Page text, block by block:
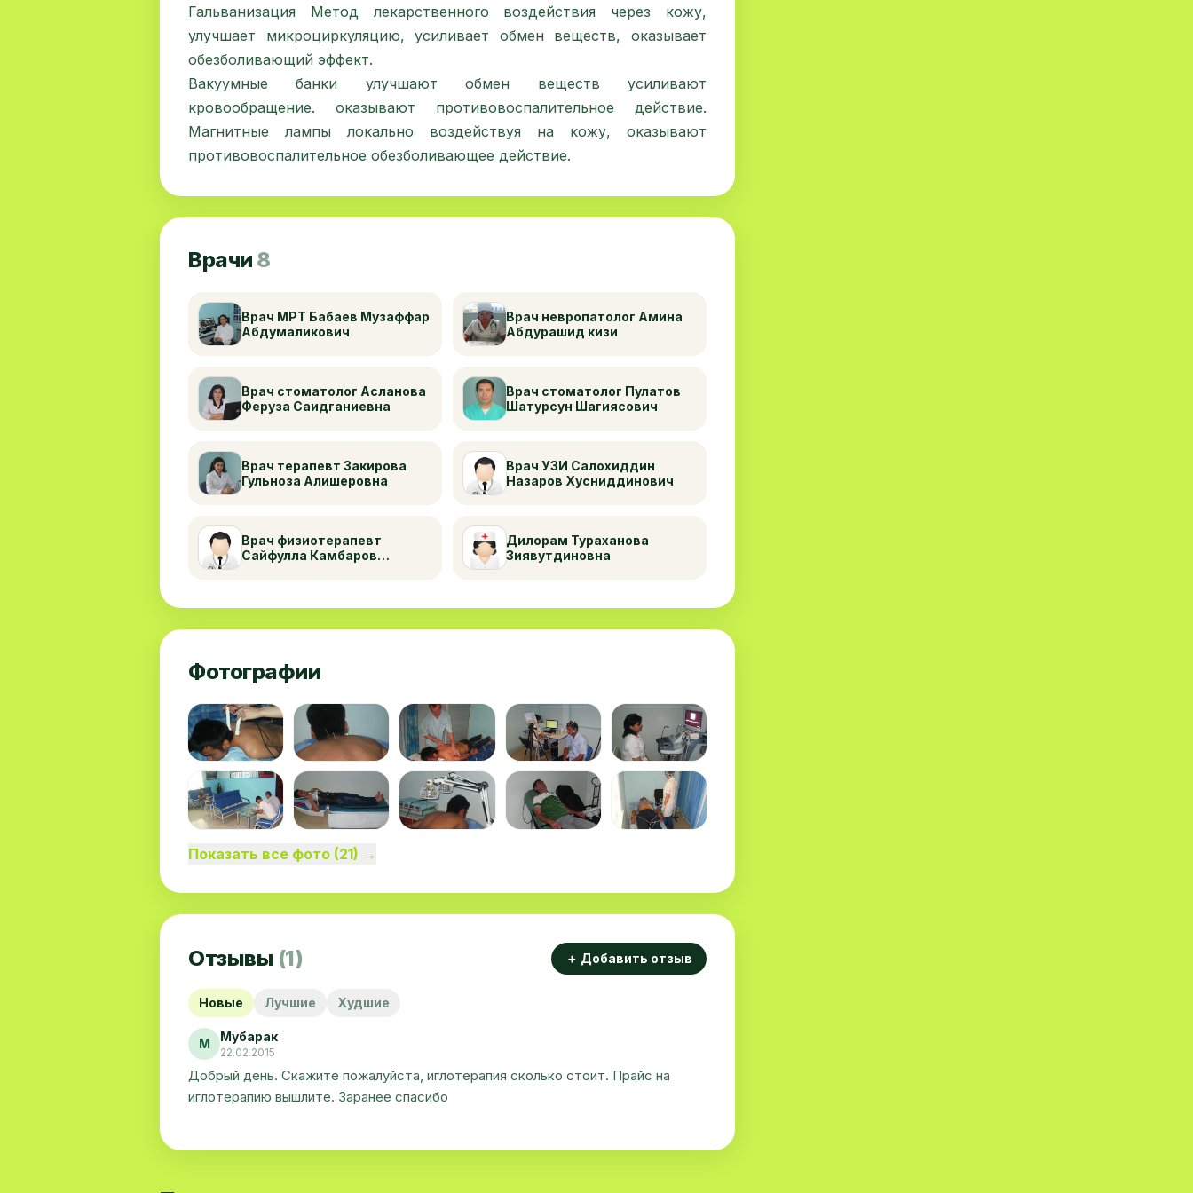
Гальванизация Метод лекарственного воздействия через кожу,
улучшает микроциркуляцию, усиливает обмен веществ, оказывает
обезболивающий эффект.
Вакуумные банки улучшают обмен веществ усиливают
кровообращение. оказывают противовоспалительное действие.
Магнитные лампы локально воздействуя на кожу, оказывают
противовоспалительное обезболивающее действие.
Врачи 8
Врач МРТ Бабаев Музаффар
Абдумаликович
Врач невропатолог Амина
Абдурашид кизи
Врач стоматолог Асланова
Феруза Саидганиевна
Врач стоматолог Пулатов
Шатурсун Шагиясович
Врач терапевт Закирова
Гульноза Алишеровна
Врач УЗИ Салохиддин
Назаров Хусниддинович
Врач физиотерапевт
Сайфулла Камбаров
Дилорам Тураханова
Зиявутдиновна
Фотографии
Показать все фото (21) →
Отзывы (1) ＋ Добавить отзыв
Новые Лучшие Худшие
М Мубарак
22.02.2015
Добрый день. Скажите пожалуйста, иглотерапия сколько стоит. Прайс на
иглотерапию вышлите. Заранее спасибо